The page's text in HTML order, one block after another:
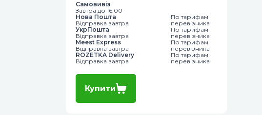
Самовивіз
Завтра до 16:00
Нова Пошта
Відправка завтра
По тарифам
перевізника
УкрПошта
Відправка завтра
По тарифам
перевізника
Meest Express
Відправка завтра
По тарифам
перевізника
ROZETKA Delivery
Відправка завтра
По тарифам
перевізника
Купити